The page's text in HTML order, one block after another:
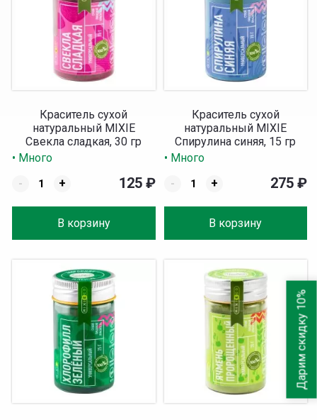
Краситель сухой
натуральный MIXIE
Свекла сладкая, 30 гр
• Много
-
+
В корзину
125 ₽
Краситель сухой
натуральный MIXIE
Спирулина синяя, 15 гр
• Много
-
+
В корзину
275 ₽
Дарим скидку 10%